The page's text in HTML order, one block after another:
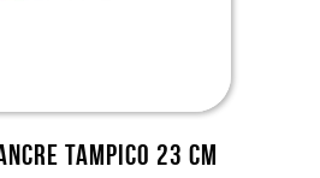
tampico 23 cm